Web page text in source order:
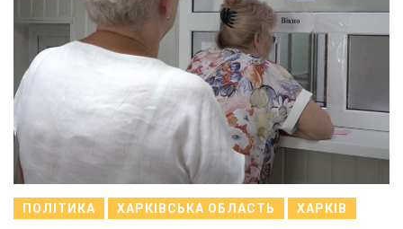
ПОЛІТИКА ХАРКІВСЬКА ОБЛАСТЬ ХАРКІВ